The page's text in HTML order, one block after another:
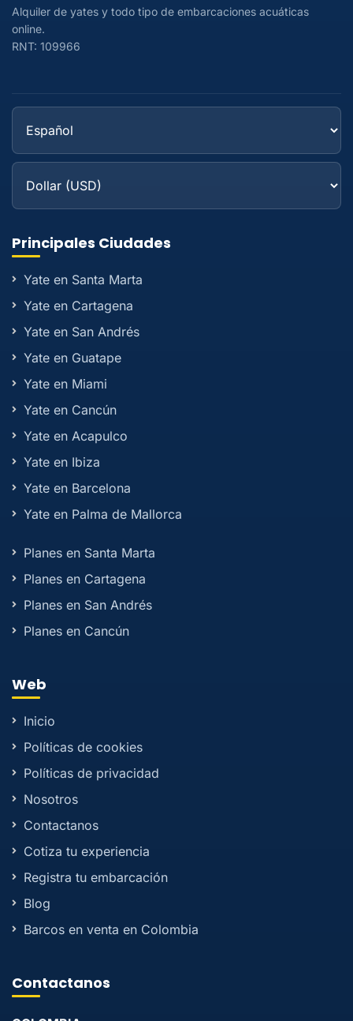
Alquiler de yates y todo tipo de embarcaciones acuáticas
online.
RNT: 109966
Principales Ciudades
Yate en Santa Marta
Yate en Cartagena
Yate en San Andrés
Yate en Guatape
Yate en Miami
Yate en Cancún
Yate en Acapulco
Yate en Ibiza
Yate en Barcelona
Yate en Palma de Mallorca
Planes en Santa Marta
Planes en Cartagena
Planes en San Andrés
Planes en Cancún
Web
Inicio
Políticas de cookies
Políticas de privacidad
Nosotros
Contactanos
Cotiza tu experiencia
Registra tu embarcación
Blog
Barcos en venta en Colombia
Contactanos